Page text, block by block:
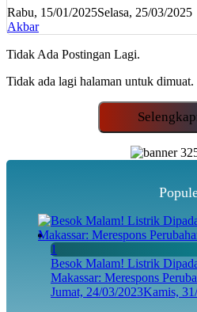
Rabu, 15/01/2025Selasa, 25/03/2025
Akbar
Tidak Ada Postingan Lagi.
Tidak ada lagi halaman untuk dimuat.
1
Besok Malam! Listrik
Makassar: Merespons
Jumat, 24/03/2023Kamis,